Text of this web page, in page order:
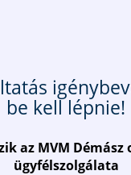
be kell lépnie!
az MVM Démász
ügyfélszolgálata